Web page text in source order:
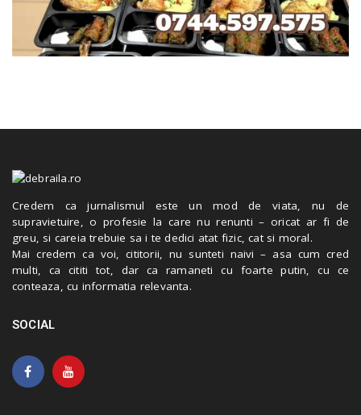
Credem ca jurnalismul este un mod de viata, nu de
supravietuire, o profesie la care nu renunti – oricat ar fi de
greu, si careia trebuie sa i te dedici atat fizic, cat si moral.
Mai credem ca voi, cititorii, nu sunteti naivi – asa cum cred
multi, ca cititi tot, dar ca ramaneti cu foarte putin, cu ce
conteaza, cu informatia relevanta.
SOCIAL